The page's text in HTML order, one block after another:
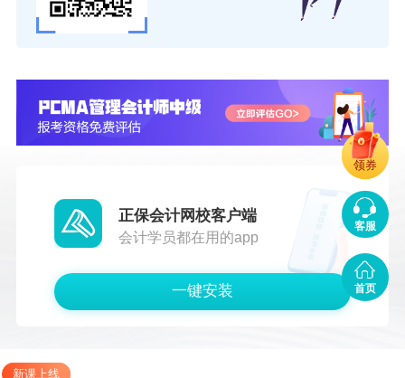
正保会计网校客户端
会计学员都在用的app
一键安装
新课上线
客服
首页
领券